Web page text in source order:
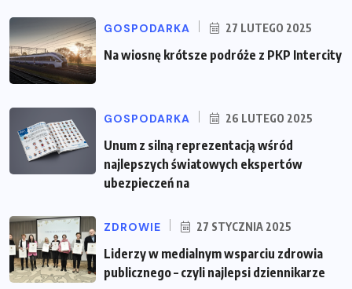
GOSPODARKA 27 LUTEGO 2025
Na wiosnę krótsze podróże z PKP Intercity
GOSPODARKA 26 LUTEGO 2025
Unum z silną reprezentacją wśród
najlepszych światowych ekspertów
ubezpieczeń na
ZDROWIE 27 STYCZNIA 2025
Liderzy w medialnym wsparciu zdrowia
publicznego – czyli najlepsi dziennikarze